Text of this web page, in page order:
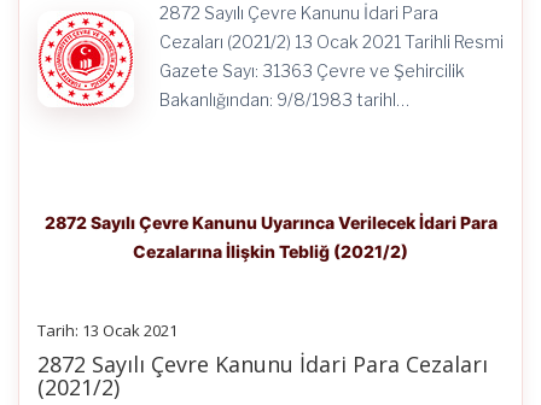
(2021/2)
için
2872 Sayılı Çevre Kanunu İdari Para
Cezaları (2021/2) 13 Ocak 2021 Tarihli Resmi
Gazete Sayı: 31363 Çevre ve Şehircilik
Bakanlığından: 9/8/1983 tarihl…
2872 Sayılı Çevre Kanunu Uyarınca Verilecek İdari Para
Cezalarına İlişkin Tebliğ (2021/2)
Tarih: 13 Ocak 2021
2872 Sayılı Çevre Kanunu İdari Para Cezaları
(2021/2)